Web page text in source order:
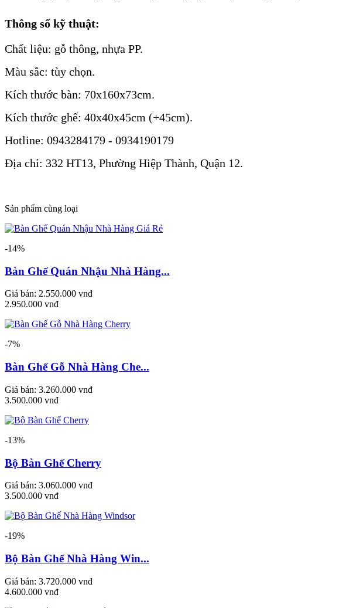
Thông số kỹ thuật:
Chất liệu: gỗ thông, nhựa PP.
Màu sắc: tùy chọn.
Kích thước bàn: 70x160x73cm.
Kích thước ghế: 40x40x45cm (+45cm).
Hotline: 0943284179 - 0934190179
Địa chỉ: 332 HT13, Phường Hiệp Thành, Quận 12.
Sản phẩm cùng loại
-14%
Bàn Ghế Quán Nhậu Nhà Hàng...
Giá bán: 2.550.000 vnđ
2.950.000 vnđ
-7%
Bàn Ghế Gỗ Nhà Hàng Che...
Giá bán: 3.260.000 vnđ
3.500.000 vnđ
-13%
Bộ Bàn Ghế Cherry
Giá bán: 3.060.000 vnđ
3.500.000 vnđ
-19%
Bộ Bàn Ghế Nhà Hàng Win...
Giá bán: 3.720.000 vnđ
4.600.000 vnđ